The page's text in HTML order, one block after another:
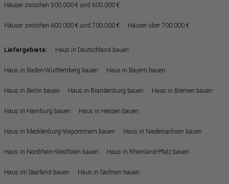
Häuser zwischen 500.000 € und 600.000 €
Häuser zwischen 600.000 € und 700.000 € Häuser über 700.000 €
Liefergebiete: Haus in Deutschland bauen
Haus in Baden-Württemberg bauen Haus in Bayern bauen
Haus in Berlin bauen Haus in Brandenburg bauen Haus in Bremen bauen
Haus in Hamburg bauen Haus in Hessen bauen
Haus in Mecklenburg-Vorpommern bauen Haus in Niedersachsen bauen
Haus in Nordrhein-Westfalen bauen Haus in Rheinland-Pfalz bauen
Haus im Saarland bauen Haus in Sachsen bauen